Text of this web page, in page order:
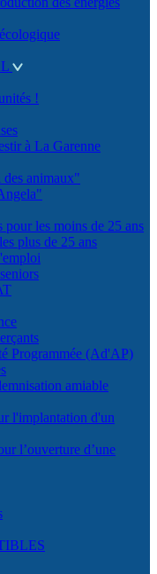
!
à La Garenne
animaux"
pour les moins de 25 ans
plus de 25 ans
Programmée (Ad'AP)
amiable
l'implantation d'un
l’ouverture d’une